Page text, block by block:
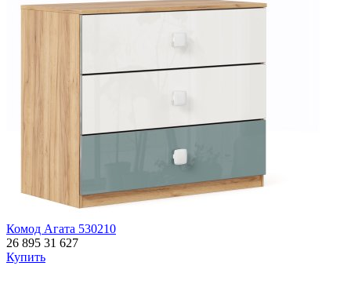
Комод Агата 530210
26 895 31 627
Купить